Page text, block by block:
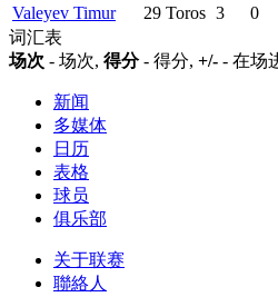
Valeyev Timur
29 Toros 3 0
词汇表
场次 - 场次, 得分- 得分, +/- - 在场
新闻
多媒体
日历
表格
球员
俱乐部
关于联赛
聯絡人